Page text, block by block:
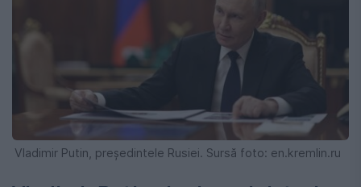
Vladimir Putin, președintele Rusiei. Sursă foto: en.kremlin.ru